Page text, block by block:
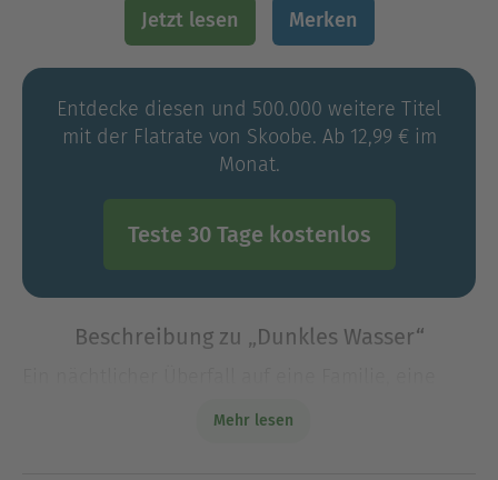
Jetzt lesen Merken
Entdecke diesen und 500.000 weitere Titel
mit der Flatrate von Skoobe. Ab 12,99 € im
Monat.
Teste 30 Tage kostenlos
Beschreibung zu „Dunkles Wasser“
und Motiv. Bis Kate Linville und Caleb Hale auf
Mehr lesen